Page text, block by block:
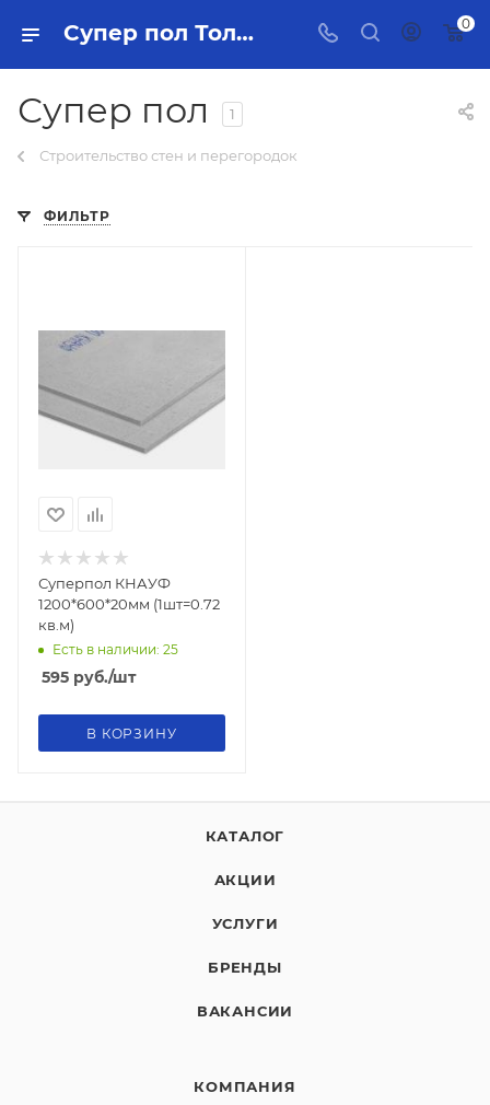
Супер пол Тольятти - купить в интернет-магазине, каталог с ценами и характеристиками 0
Супер пол 1
Строительство стен и перегородок
ФИЛЬТР
Суперпол КНАУФ
1200*600*20мм (1шт=0.72
кв.м)
Есть в наличии: 25
595 руб./шт
В КОРЗИНУ
КАТАЛОГ
АКЦИИ
УСЛУГИ
БРЕНДЫ
ВАКАНСИИ
КОМПАНИЯ